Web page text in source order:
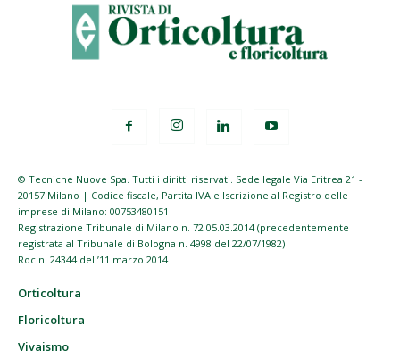
© Tecniche Nuove Spa. Tutti i diritti riservati. Sede legale Via Eritrea 21 -
20157 Milano | Codice fiscale, Partita IVA e Iscrizione al Registro delle
imprese di Milano: 00753480151
Registrazione Tribunale di Milano n. 72 05.03.2014 (precedentemente
registrata al Tribunale di Bologna n. 4998 del 22/07/1982)
Roc n. 24344 dell’11 marzo 2014
Orticoltura
Floricoltura
Vivaismo